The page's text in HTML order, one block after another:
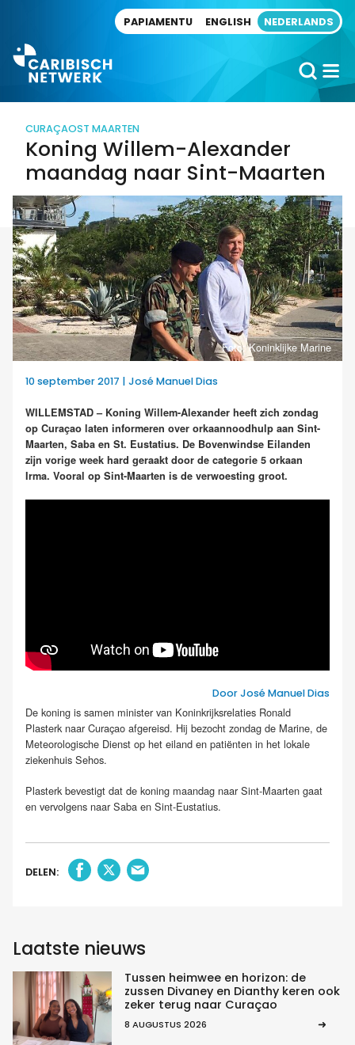
PAPIAMENTU ENGLISH NEDERLANDS
CURAÇAOST MAARTEN
Koning Willem-Alexander
maandag naar Sint-Maarten
Foto: Koninklijke Marine
10 september 2017 | José Manuel Dias
WILLEMSTAD – Koning Willem-Alexander heeft zich zondag
op Curaçao laten informeren over orkaannoodhulp aan Sint-
Maarten, Saba en St. Eustatius. De Bovenwindse Eilanden
zijn vorige week hard geraakt door de categorie 5 orkaan
Irma. Vooral op Sint-Maarten is de verwoesting groot.
Door José Manuel Dias
De koning is samen minister van Koninkrijksrelaties Ronald
Plasterk naar Curaçao afgereisd. Hij bezocht zondag de Marine, de
Meteorologische Dienst op het eiland en patiënten in het lokale
ziekenhuis Sehos.
Plasterk bevestigt dat de koning maandag naar Sint-Maarten gaat
en vervolgens naar Saba en Sint-Eustatius.
DELEN:
Laatste nieuws
Tussen heimwee en horizon: de
zussen Divaney en Dianthy keren ook
zeker terug naar Curaçao
8 AUGUSTUS 2026